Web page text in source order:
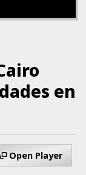
en
Open Player